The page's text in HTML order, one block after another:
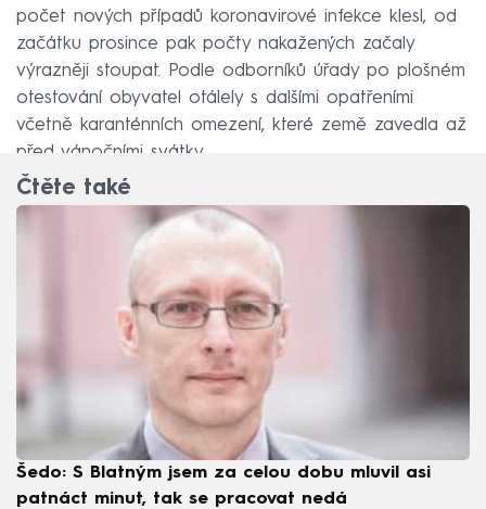
počet nových případů koronavirové infekce klesl, od
začátku prosince pak počty nakažených začaly
výrazněji stoupat. Podle odborníků úřady po plošném
otestování obyvatel otálely s dalšími opatřeními
včetně karanténních omezení, které země zavedla až
před vánočními svátky.
Čtěte také
Šedo: S Blatným jsem za celou dobu mluvil asi
patnáct minut, tak se pracovat nedá